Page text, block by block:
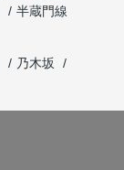
半蔵門線
乃木坂